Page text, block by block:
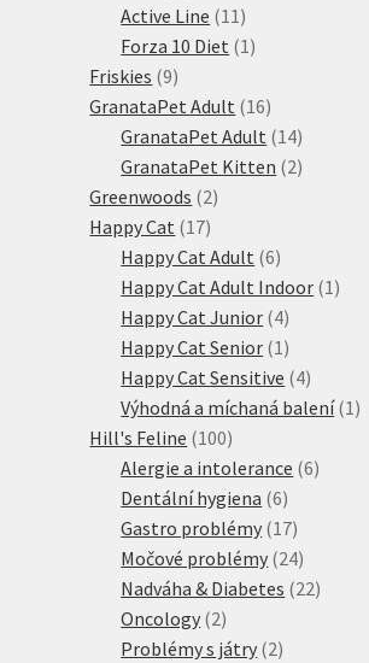
produktů
Active Line 11 11
produktů
Forza 10 Diet 1 1
Friskies 99
produktů
GranataPet Adult 1616
produktů
GranataPet Adult 1414
produktů
GranataPet Kitten 22
Greenwoods 22
Happy Cat 1717
produktů
Happy Cat Adult 66
produktů
Happy Cat Adult Indoor 1 1
Happy Cat Junior 44
produkty
Happy Cat Senior 1 1
produkt
Happy Cat Sensitive 44
produkty
Výhodná a míchaná balení 1 1
Hill's Feline 100100
produktů
Alergie a intolerance 66
Dentální hygiena 66
produktů
Gastro problémy 1717
produktů
Močové problémy 2424
produktů
Nadváha & Diabetes 2222
Oncology 22
produkty
Problémy s játry 22